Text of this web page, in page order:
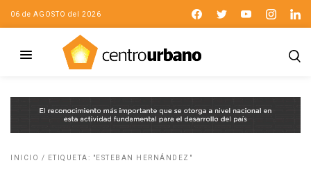
06 de AGOSTO del 2026
INICIO / ETIQUETA: "ESTEBAN HERNÁNDEZ"